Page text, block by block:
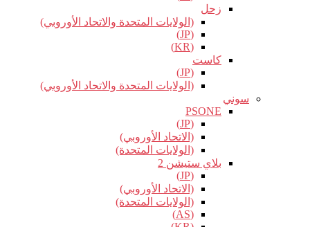
زحل
(الولايات المتحدة والاتحاد الأوروبي)
(JP)
(KR)
كاست
(JP)
(الولايات المتحدة والاتحاد الأوروبي)
سوني
PSONE
(JP)
(الاتحاد الأوروبي)
(الولايات المتحدة)
بلاي ستيشن 2
(JP)
(الاتحاد الأوروبي)
(الولايات المتحدة)
(AS)